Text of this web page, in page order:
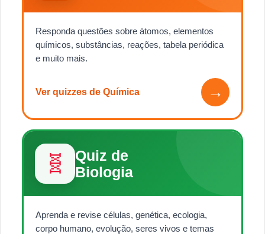
Responda questões sobre átomos, elementos
químicos, substâncias, reações, tabela periódica
e muito mais.
Ver quizzes de Química →
🧬
Quiz de
Biologia
Aprenda e revise células, genética, ecologia,
corpo humano, evolução, seres vivos e temas